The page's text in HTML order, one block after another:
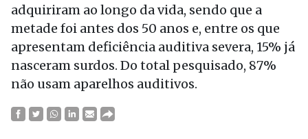
adquiriram ao longo da vida, sendo que a
metade foi antes dos 50 anos e, entre os que
apresentam deficiência auditiva severa, 15% já
nasceram surdos. Do total pesquisado, 87%
não usam aparelhos auditivos.